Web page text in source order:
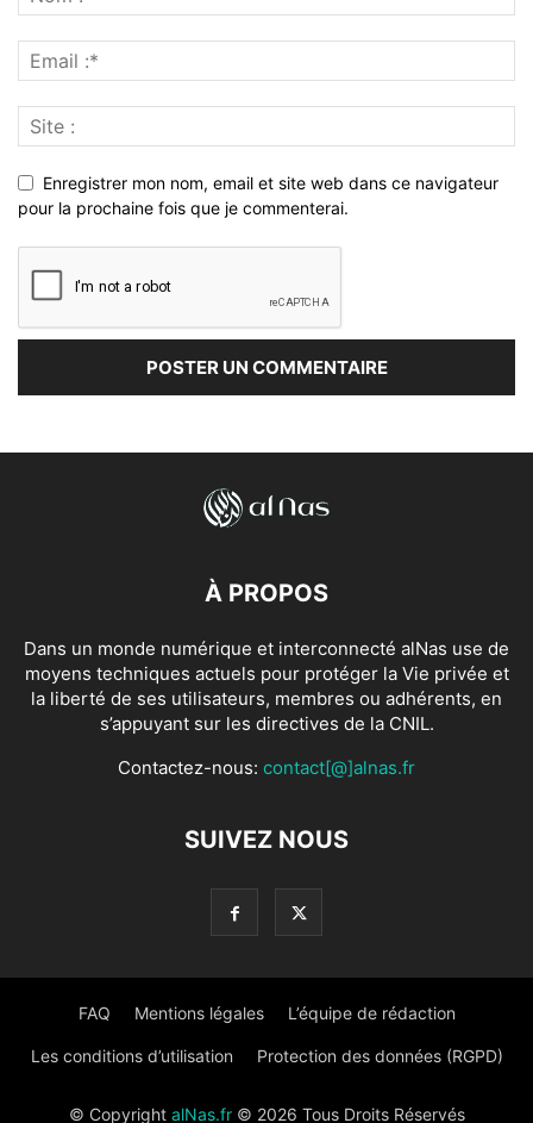
Enregistrer mon nom, email et site web dans ce navigateur
pour la prochaine fois que je commenterai.
À PROPOS
Dans un monde numérique et interconnecté alNas use de
moyens techniques actuels pour protéger la Vie privée et
la liberté de ses utilisateurs, membres ou adhérents, en
s’appuyant sur les directives de la CNIL.
Contactez-nous: contact[@]alnas.fr
SUIVEZ NOUS
FAQ Mentions légales L’équipe de rédaction
Les conditions d’utilisation Protection des données (RGPD)
© Copyright alNas.fr© 2026 Tous Droits Réservés